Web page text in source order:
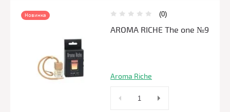
Новинка (0)
AROMA RICHE The one №9
Aroma Riche